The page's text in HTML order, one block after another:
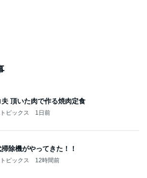
夫 頂いた肉で作る焼肉定食
ピックス 1日前
除機がやってきた！！
ピックス 12時間前